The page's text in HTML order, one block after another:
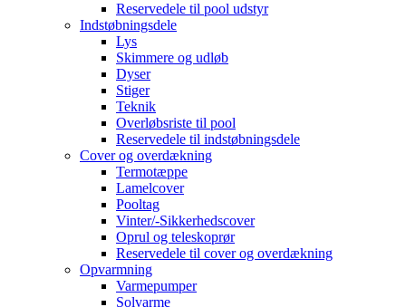
Reservedele til pool udstyr
Indstøbningsdele
Lys
Skimmere og udløb
Dyser
Stiger
Teknik
Overløbsriste til pool
Reservedele til indstøbningsdele
Cover og overdækning
Termotæppe
Lamelcover
Pooltag
Vinter/-Sikkerhedscover
Oprul og teleskoprør
Reservedele til cover og overdækning
Opvarmning
Varmepumper
Solvarme